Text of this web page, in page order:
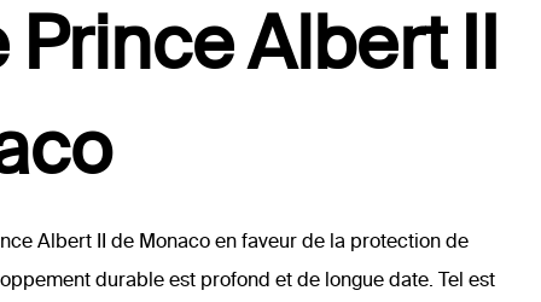
Prince Albert II
Albert II de Monaco en faveur de la protection de
durable est profond et de longue date. Tel est